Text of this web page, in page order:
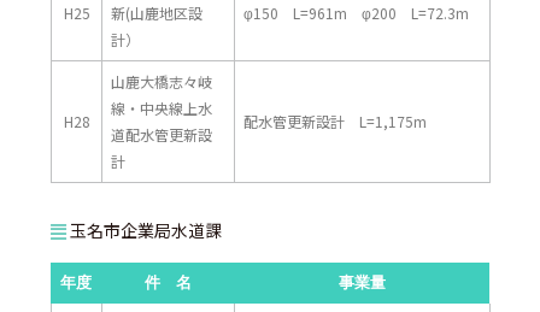
H25
新(山鹿地区設
計）
φ150 L=961m φ200 L=72.3m
H28
山鹿大橋志々岐
線・中央線上水
道配水管更新設
計
配水管更新設計 L=1,175m
玉名市企業局水道課
年度 件 名 事業量